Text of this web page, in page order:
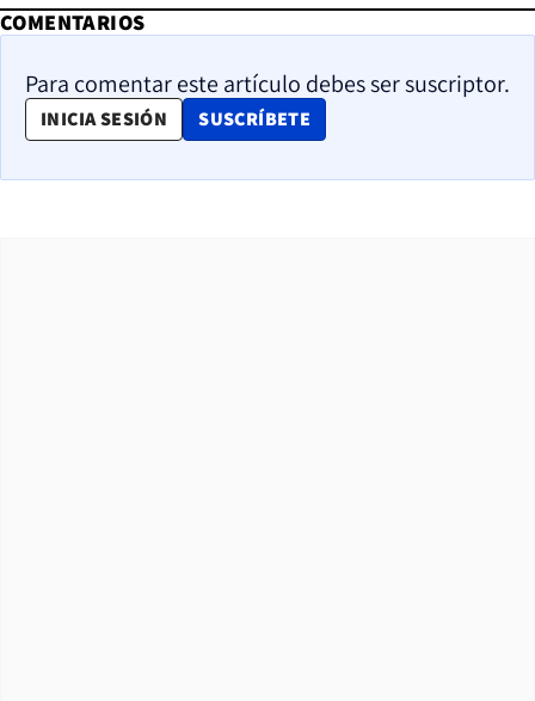
COMENTARIOS
Para comentar este artículo debes ser suscriptor.
INICIA SESIÓN SUSCRÍBETE
OPENS IN NEW WINDOW